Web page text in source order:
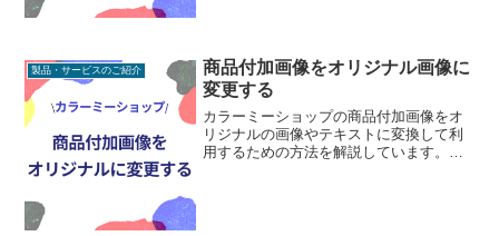
製品・サービスのご紹介
商品付加画像をオリジナル画像に
変更する
カラーミーショップの商品付加画像をオ
リジナルの画像やテキストに変換して利
用するための方法を解説しています。＊